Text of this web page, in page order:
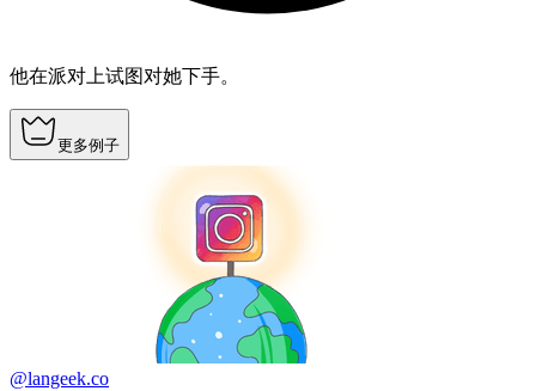
他在派对上试图对她下手。
更多例子
@langeek.co